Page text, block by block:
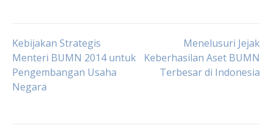
Post
navigation
Kebijakan Strategis
Menteri BUMN 2014 untuk
Pengembangan Usaha
Negara
Menelusuri Jejak
Keberhasilan Aset BUMN
Terbesar di Indonesia